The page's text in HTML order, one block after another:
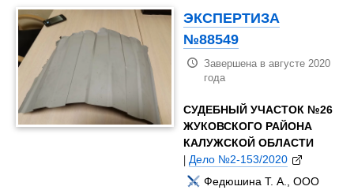
ЭКСПЕРТИЗА
№88549
Завершена в августе 2020
года
СУДЕБНЫЙ УЧАСТОК №26
ЖУКОВСКОГО РАЙОНА
КАЛУЖСКОЙ ОБЛАСТИ
|Дело №2-153/2020
Федюшина Т. А., ООО